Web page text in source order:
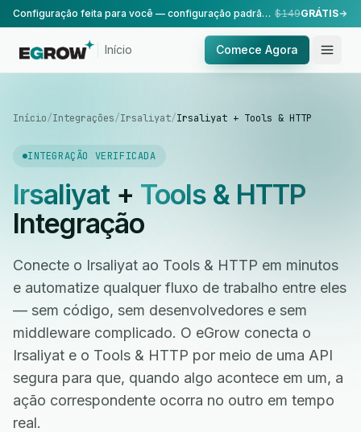
Configuração feita para você — configuração padrão, realizada pela nossa equipe. $149GRÁTIS
Início Comece Agora
Início/Integrações/Irsaliyat/Irsaliyat + Tools & HTTP
INTEGRAÇÃO VERIFICADA
Irsaliyat+ Tools & HTTP
Integração
Conecte o Irsaliyat ao Tools & HTTP em minutos
e automatize qualquer fluxo de trabalho entre eles
— sem código, sem desenvolvedores e sem
middleware complicado. O eGrow conecta o
Irsaliyat e o Tools & HTTP por meio de uma API
segura para que, quando algo acontece em um, a
ação correspondente ocorra no outro em tempo
real.